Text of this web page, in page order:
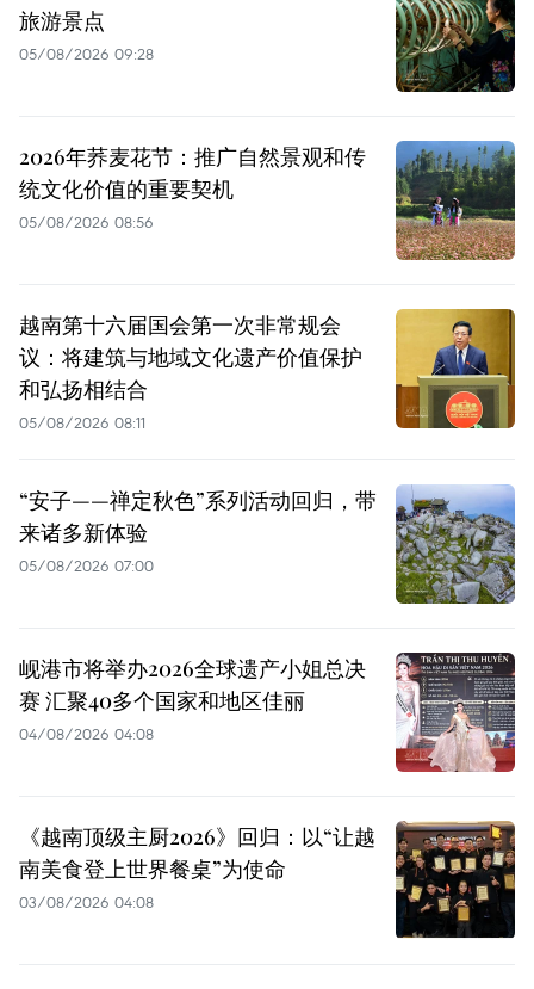
旅游景点
05/08/2026 09:28
2026年荞麦花节：推广自然景观和传
统文化价值的重要契机
05/08/2026 08:56
越南第十六届国会第一次非常规会
议：将建筑与地域文化遗产价值保护
和弘扬相结合
05/08/2026 08:11
“安子——禅定秋色”系列活动回归，带
来诸多新体验
05/08/2026 07:00
岘港市将举办2026全球遗产小姐总决
赛 汇聚40多个国家和地区佳丽
04/08/2026 04:08
《越南顶级主厨2026》回归：以“让越
南美食登上世界餐桌”为使命
03/08/2026 04:08